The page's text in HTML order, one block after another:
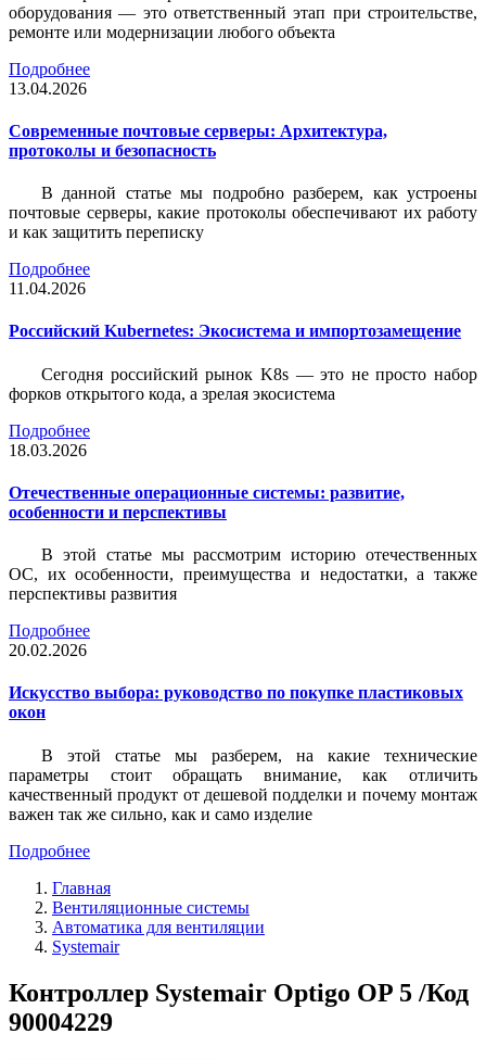
оборудования — это ответственный этап при строительстве,
ремонте или модернизации любого объекта
Подробнее
13.04.2026
Современные почтовые серверы: Архитектура,
протоколы и безопасность
В данной статье мы подробно разберем, как устроены
почтовые серверы, какие протоколы обеспечивают их работу
и как защитить переписку
Подробнее
11.04.2026
Российский Kubernetes: Экосистема и импортозамещение
Сегодня российский рынок K8s — это не просто набор
форков открытого кода, а зрелая экосистема
Подробнее
18.03.2026
Отечественные операционные системы: развитие,
особенности и перспективы
В этой статье мы рассмотрим историю отечественных
ОС, их особенности, преимущества и недостатки, а также
перспективы развития
Подробнее
20.02.2026
Искусство выбора: руководство по покупке пластиковых
окон
В этой статье мы разберем, на какие технические
параметры стоит обращать внимание, как отличить
качественный продукт от дешевой подделки и почему монтаж
важен так же сильно, как и само изделие
Подробнее
Главная
Вентиляционные системы
Автоматика для вентиляции
Systemair
Контроллер Systemair Optigo OP 5 /Код
90004229